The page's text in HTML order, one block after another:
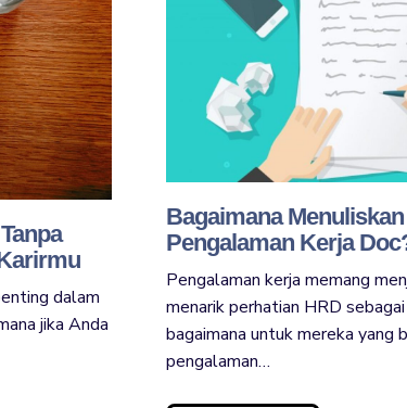
dalam
jika Anda
Bagaimana
Pengalaman Kerja
Pengalaman kerja memang
menarik perhatian HRD
bagaimana untuk mereka yang
pengalaman…